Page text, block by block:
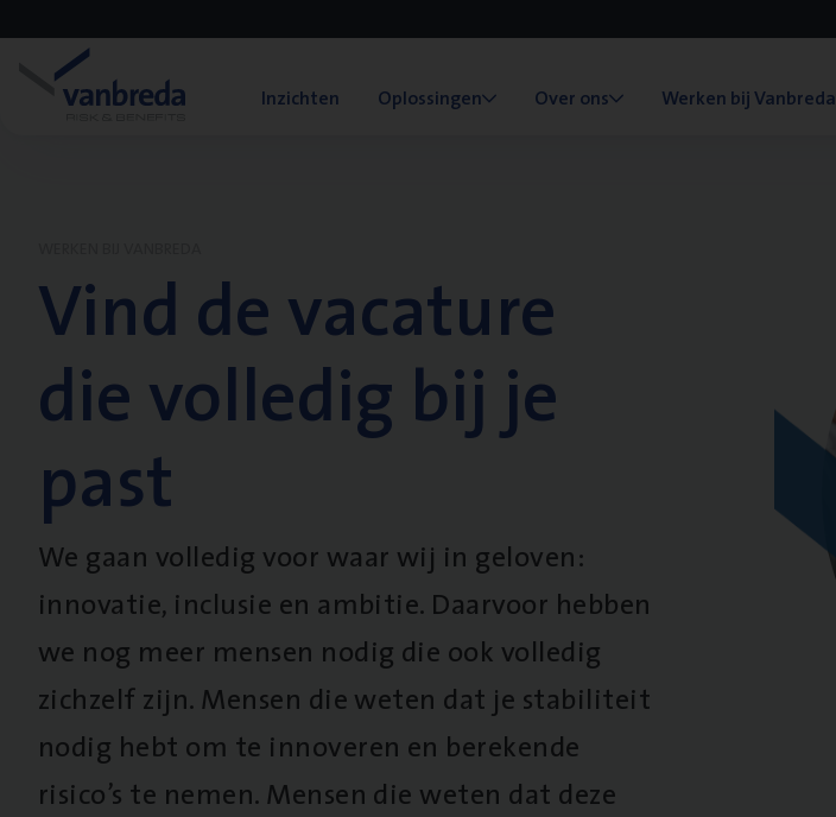
Inzichten Oplossingen Over ons Werken bij Vanbreda
Vind de vacature
die volledig bij je
past
We gaan volledig voor waar wij in geloven:
innovatie, inclusie en ambitie. Daarvoor hebben
we nog meer mensen nodig die ook volledig
zichzelf zijn. Mensen die weten dat je stabiliteit
nodig hebt om te innoveren en berekende
risico’s te nemen. Mensen die weten dat deze